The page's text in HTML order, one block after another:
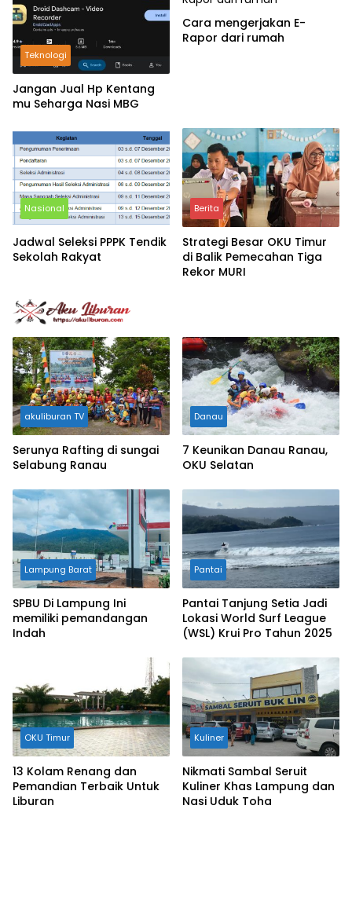
Teknologi
Jangan Jual Hp Kentang
mu Seharga Nasi MBG
Cara mengerjakan E-
Rapor dari rumah
Nasional
Jadwal Seleksi PPPK Tendik
Sekolah Rakyat
Berita
Strategi Besar OKU Timur
di Balik Pemecahan Tiga
Rekor MURI
akuliburan TV
Serunya Rafting di sungai
Selabung Ranau
Danau
7 Keunikan Danau Ranau,
OKU Selatan
Lampung Barat
SPBU Di Lampung Ini
memiliki pemandangan
Indah
Pantai
Pantai Tanjung Setia Jadi
Lokasi World Surf League
(WSL) Krui Pro Tahun 2025
OKU Timur
13 Kolam Renang dan
Pemandian Terbaik Untuk
Liburan
Kuliner
Nikmati Sambal Seruit
Kuliner Khas Lampung dan
Nasi Uduk Toha